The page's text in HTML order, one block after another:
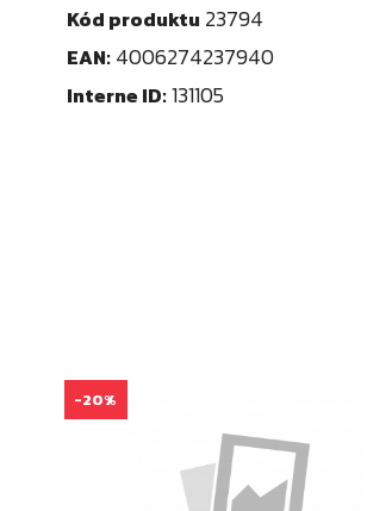
Kód produktu 23794
EAN: 4006274237940
Interne ID:131105
-20%